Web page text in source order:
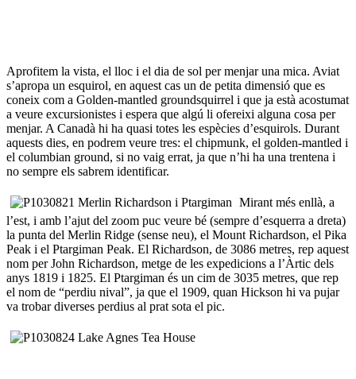
Aprofitem la vista, el lloc i el dia de sol per menjar una mica. Aviat
s’apropa un esquirol, en aquest cas un de petita dimensió que es
coneix com a Golden-mantled groundsquirrel i que ja està acostumat
a veure excursionistes i espera que algú li ofereixi alguna cosa per
menjar. A Canadà hi ha quasi totes les espècies d’esquirols. Durant
aquests dies, en podrem veure tres: el chipmunk, el golden-mantled i
el columbian ground, si no vaig errat, ja que n’hi ha una trentena i
no sempre els sabrem identificar.
Mirant més enllà, a
l’est, i amb l’ajut del zoom puc veure bé (sempre d’esquerra a dreta)
la punta del Merlin Ridge (sense neu), el Mount Richardson, el Pika
Peak i el Ptargiman Peak. El Richardson, de 3086 metres, rep aquest
nom per John Richardson, metge de les expedicions a l’Àrtic dels
anys 1819 i 1825. El Ptargiman és un cim de 3035 metres, que rep
el nom de “perdiu nival”, ja que el 1909, quan Hickson hi va pujar
va trobar diverses perdius al prat sota el pic.